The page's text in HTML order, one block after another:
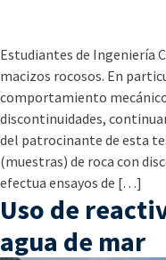
Estudiantes de Ingeniería
macizos rocosos. En
comportamiento
discontinuidades,
del patrocinante de esta
(muestras) de roca con
efectua ensayos de […]
Uso de
agua de mar